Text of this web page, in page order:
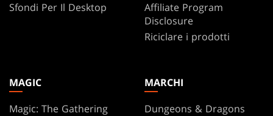
Sfondi Per Il Desktop
Affiliate Program
Disclosure
Riciclare i prodotti
MAGIC
Magic: The Gathering
MARCHI
Dungeons & Dragons